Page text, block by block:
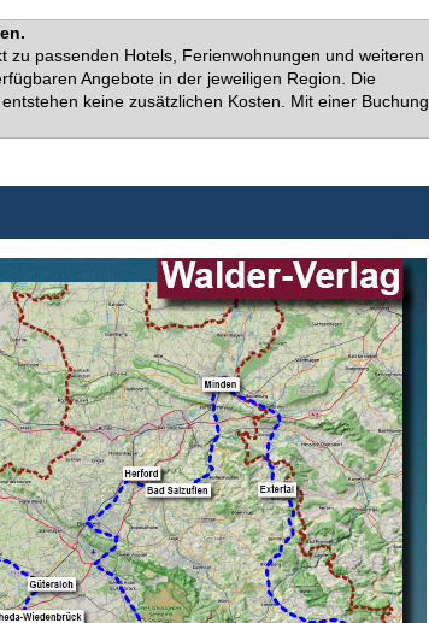
zu passenden Hotels, Ferienwohnungen und weiteren
Angebote in der jeweiligen Region. Die
keine zusätzlichen Kosten. Mit einer Buchung